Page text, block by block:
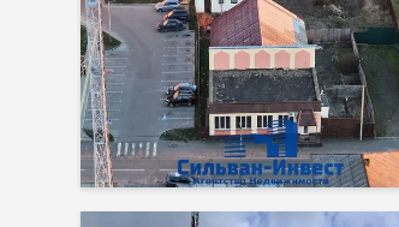
По площади: малая → большая